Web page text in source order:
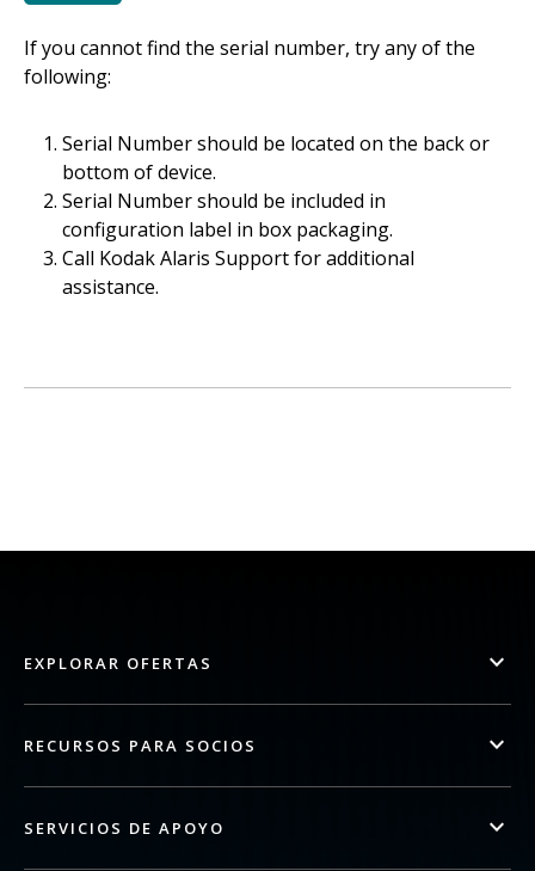
If you cannot find the serial number, try any of the
following:
Serial Number should be located on the back or
bottom of device.
Serial Number should be included in
configuration label in box packaging.
Call Kodak Alaris Support for additional
assistance.
EXPLORAR OFERTAS
RECURSOS PARA SOCIOS
SERVICIOS DE APOYO